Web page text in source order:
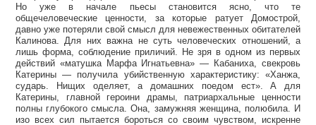
Но уже в начале пьесы становится ясно, что те
общечеловеческие ценности, за которые ратует Домострой,
давно уже потеряли свой смысл для невежественных обитателей
Калинова. Для них важна не суть человеческих отношений, а
лишь форма, соблюдение приличий. Не зря в одном из первых
действий «матушка Марфа Игнатьевна» — Кабаниха, свекровь
Катерины — получила убийственную характеристику: «Ханжа,
сударь. Нищих оделяет, а домашних поедом ест». А для
Катерины, главной героини драмы, патриархальные ценности
полны глубокого смысла. Она, замужняя женщина, полюбила. И
изо всех сил пытается бороться со своим чувством, искренне